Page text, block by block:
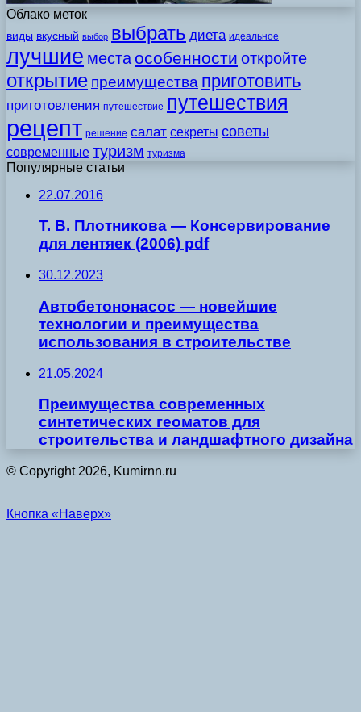
Облако меток
виды вкусный выбор выбрать диета идеальное
лучшие места особенности откройте
открытие преимущества приготовить
приготовления путешествие путешествия
рецепт решение салат секреты советы
современные туризм туризма
Популярные статьи
22.07.2016
Т. В. Плотникова — Консервирование
для лентяек (2006) pdf
30.12.2023
Автобетононасос — новейшие
технологии и преимущества
использования в строительстве
21.05.2024
Преимущества современных
синтетических геоматов для
строительства и ландшафтного дизайна
© Copyright 2026, Kumirnn.ru
Кнопка «Наверх»